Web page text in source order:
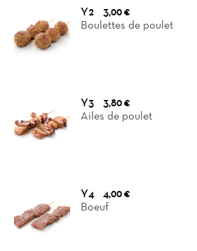
Y2
3,00 €
Boulettes de poulet
Y3
3,80 €
Ailes de poulet
Y4
4,00 €
Boeuf